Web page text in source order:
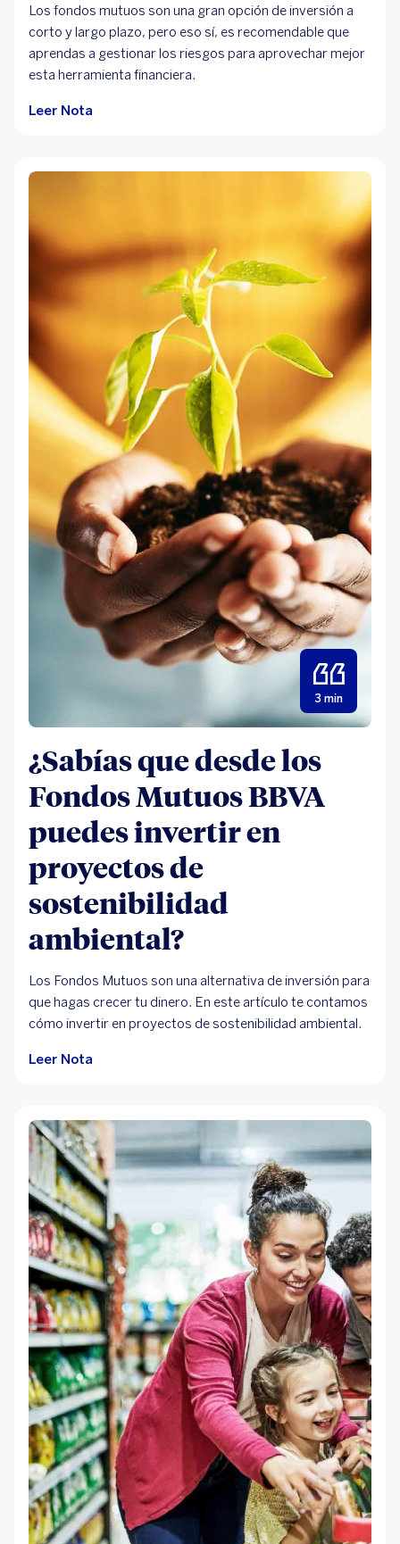
Los fondos mutuos son una gran opción de inversión a
corto y largo plazo, pero eso sí, es recomendable que
aprendas a gestionar los riesgos para aprovechar mejor
esta herramienta financiera.
Leer Nota
3 min
¿Sabías que desde los
Fondos Mutuos BBVA
puedes invertir en
proyectos de
sostenibilidad
ambiental?
Los Fondos Mutuos son una alternativa de inversión para
que hagas crecer tu dinero. En este artículo te contamos
cómo invertir en proyectos de sostenibilidad ambiental.
Leer Nota